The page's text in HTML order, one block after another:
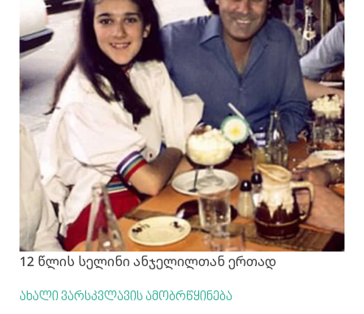
12 წლის სელინი ანჯელილთან ერთად
ახალი ვარსკვლავის ამობრწყინება